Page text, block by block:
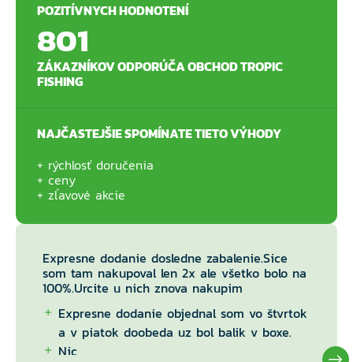
POZITÍVNYCH HODNOTENÍ
801
ZÁKAZNÍKOV ODPORÚČA OBCHOD TROPIC
FISHING
NAJČASTEJŠIE SPOMÍNATE TIETO VÝHODY
rýchlosť doručenia
ceny
zľavové akcie
Expresne dodanie dosledne zabalenie.Sice
som tam nakupoval len 2x ale všetko bolo na
100%.Urcite u nich znova nakupim
Expresne dodanie objednal som vo štvrtok
a v piatok doobeda uz bol balik v boxe.
Nic